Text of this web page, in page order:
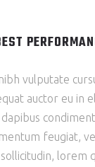
vulputate
auctor eu in
feugiat,
lorem